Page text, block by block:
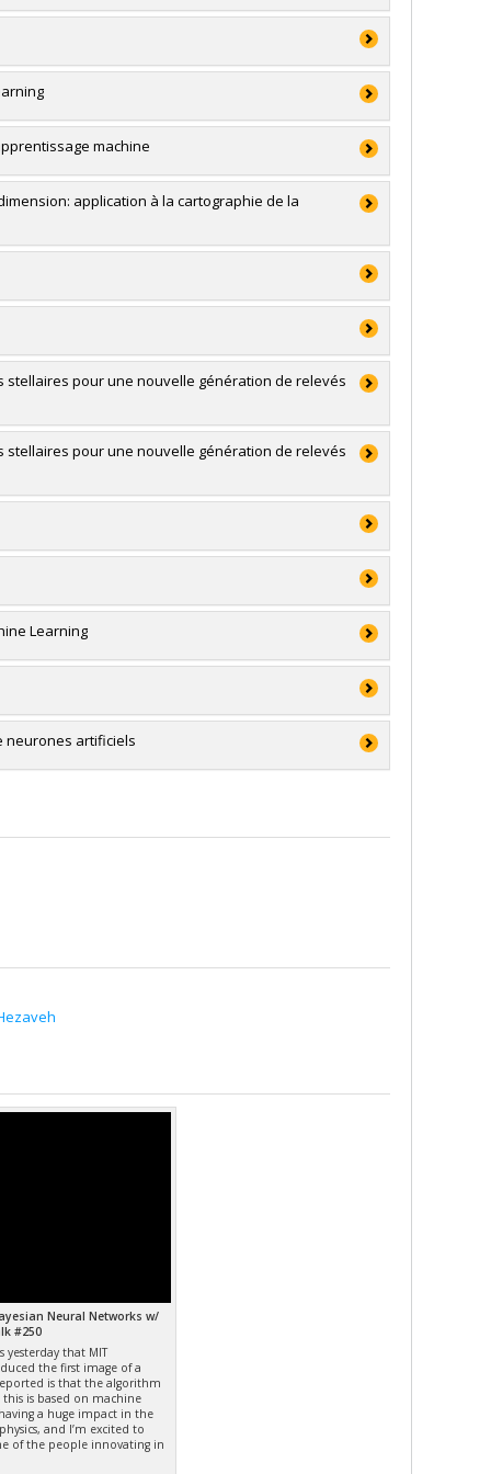
du Canada (CRSNG)
individuelle ou de groupe
Kaspi,Andrew Cumming,Matthew Dobbs,tracy
Martel,Simon Thibault
(FQRNT)
des établissements
machine
application à la cartographie de la
(FQRNT)
Recherche)
du Canada (CRSNG)
individuelle ou de groupe
Jason Rowe,Alexandre St-Laurent Lemerle, Adrian C.
(FQRNT)
pour une nouvelle génération de relevés
pour une nouvelle génération de relevés
la relève (partenariat avec FRQNT)
du Canada (CRSNG)
Learning
des établissements
neurones artificiels
Neural Networks w/
#250
yesterday that MIT
the first image of a
is that the algorithm
is based on machine
a huge impact in the
and I’m excited to
of the people innovating in